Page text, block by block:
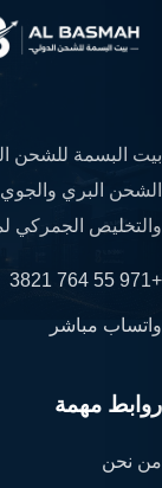
بيت البسمة للشحن
الشحن البري
والتخليص الجمركي
+971 55 764 3821
واتساب مباشر
روابط مهمة
من نحن